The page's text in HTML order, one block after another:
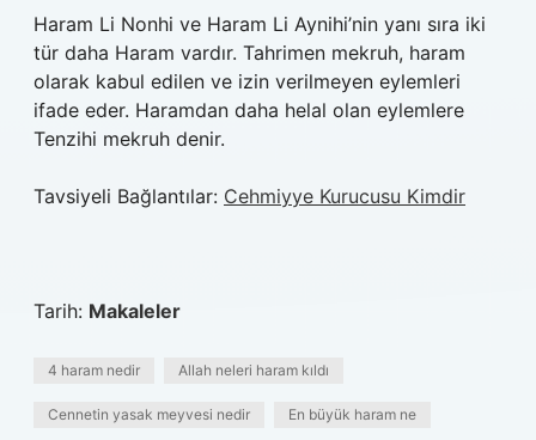
Haram Li Nonhi ve Haram Li Aynihi’nin yanı sıra iki
tür daha Haram vardır. Tahrimen mekruh, haram
olarak kabul edilen ve izin verilmeyen eylemleri
ifade eder. Haramdan daha helal olan eylemlere
Tenzihi mekruh denir.
Tavsiyeli Bağlantılar: Cehmiyye Kurucusu Kimdir
Tarih: Makaleler
4 haram nedir Allah neleri haram kıldı
Cennetin yasak meyvesi nedir En büyük haram ne